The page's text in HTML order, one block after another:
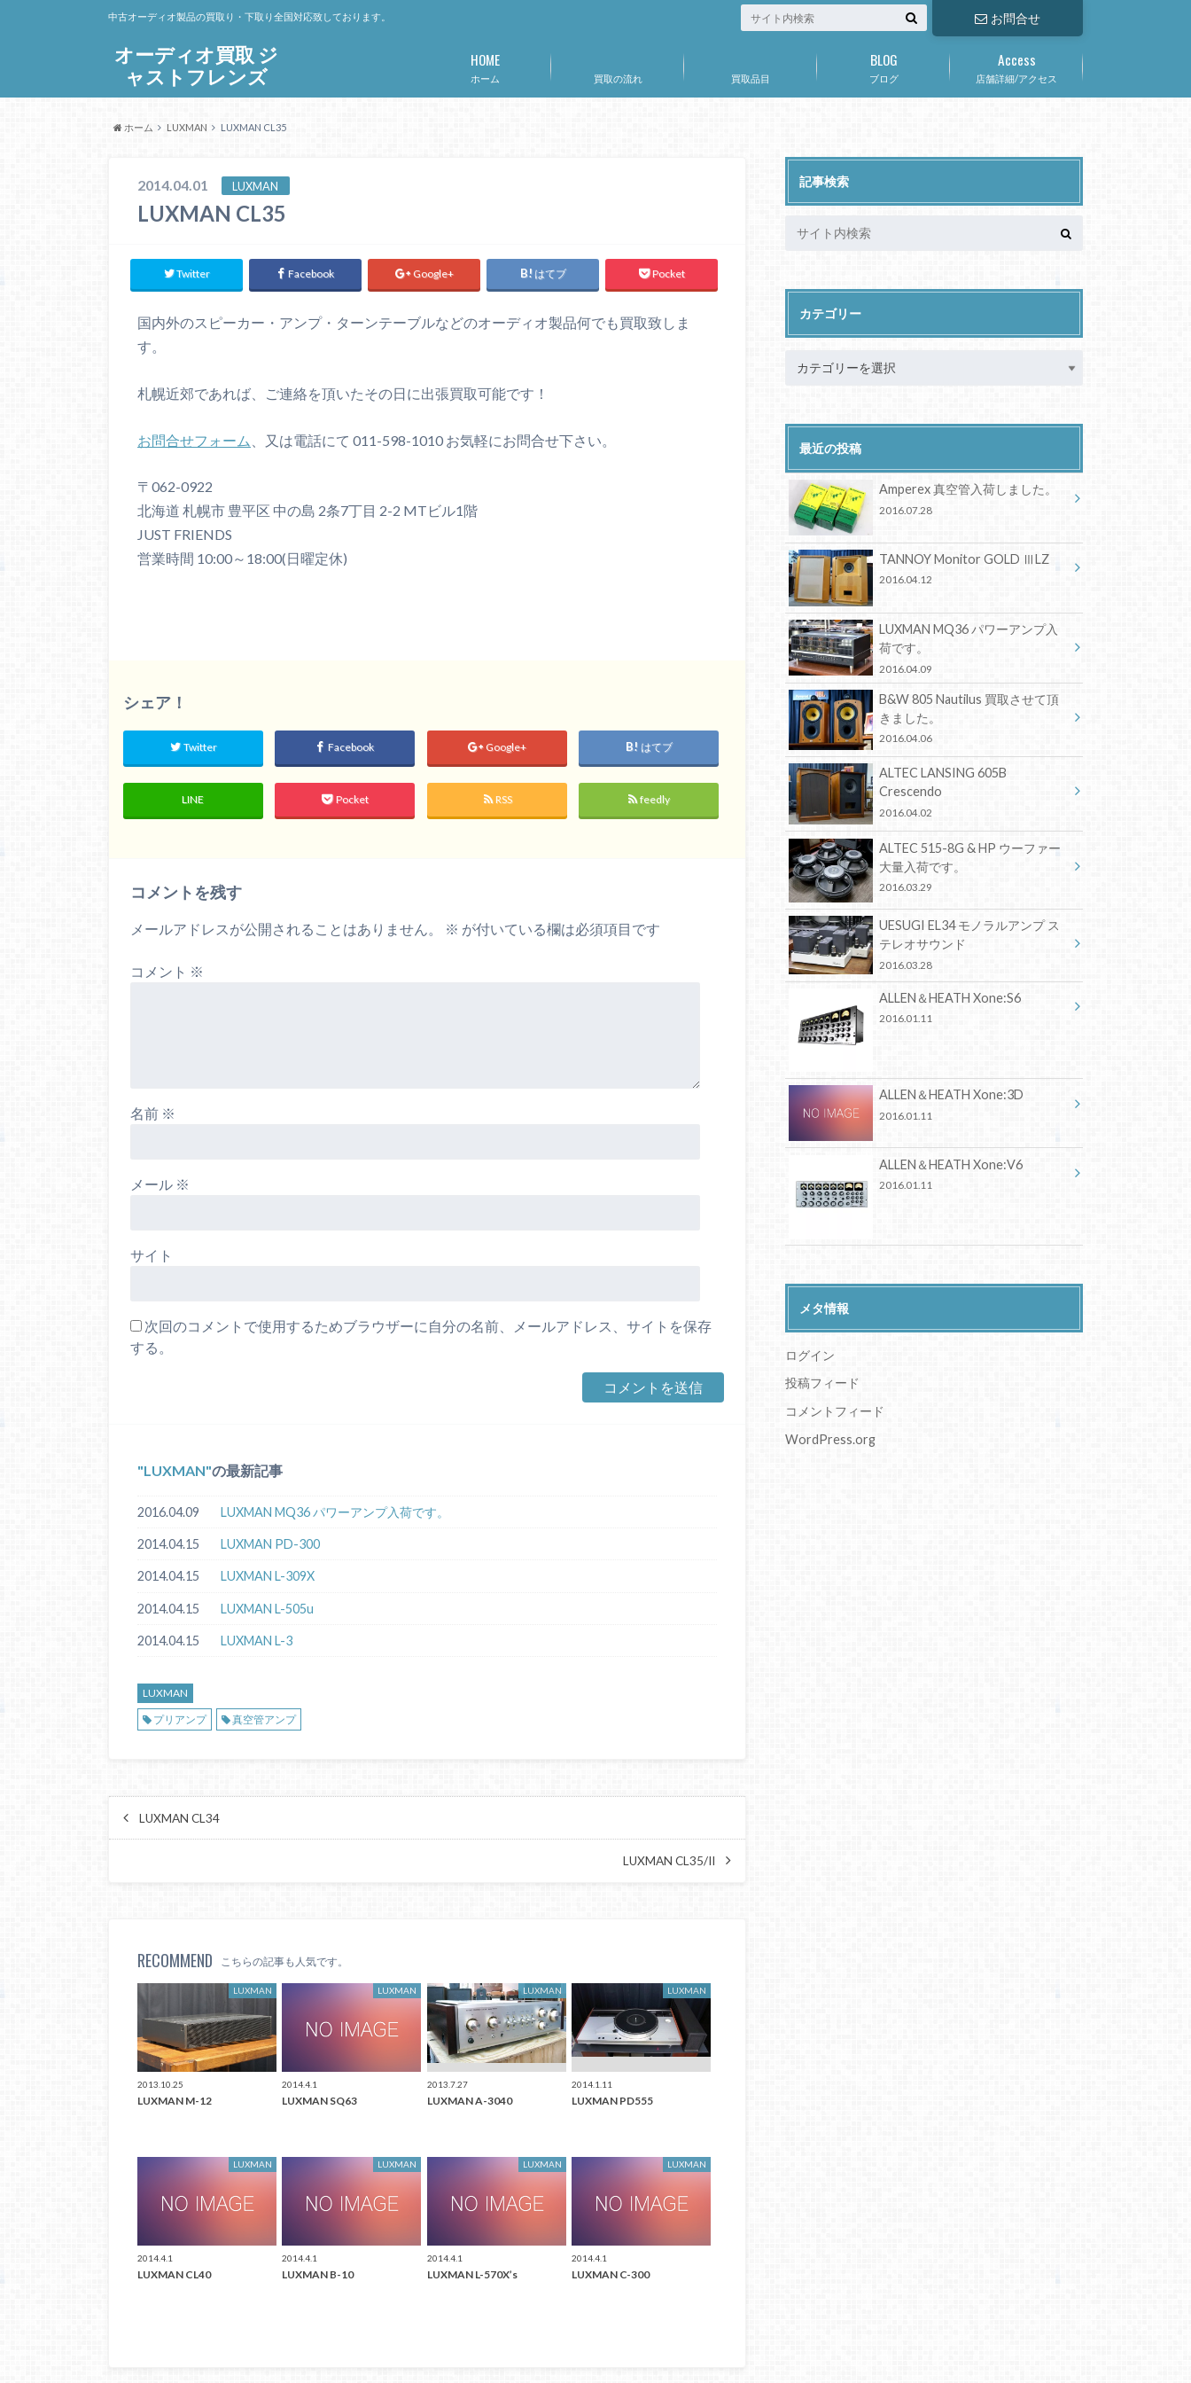
オーディオ買取 ジ
ャストフレンズ
中古オーディオ製品の買取り・下取り全国対応致しております。 お問合せ
ホーム
HOME
買取の流れ 買取品目 ブログ
BLOG
店舗詳細/アクセス
Access
ホーム LUXMAN LUXMAN CL35
2014.04.01 LUXMAN
LUXMAN CL35
Twitter Facebook Google+ はてブ Pocket
国内外のスピーカー・アンプ・ターンテーブルなどのオーディオ製品何でも買取致しま
す。
札幌近郊であれば、ご連絡を頂いたその日に出張買取可能です！
お問合せフォーム 、又は電話にて 011-598-1010 お気軽にお問合せ下さい。
〒062-0922
北海道 札幌市 豊平区 中の島 2条7丁目 2-2 MTビル1階
JUST FRIENDS
営業時間 10:00～18:00(日曜定休)
シェア！
Twitter Facebook Google+ はてブ
LINE Pocket RSS feedly
コメントを残す
メールアドレスが公開されることはありません。 ※ が付いている欄は必須項目です
コメント ※
名前 ※
メール ※
サイト
次回のコメントで使用するためブラウザーに自分の名前、メールアドレス、サイトを保存
する。
LUXMAN の最新記事
2016.04.09 LUXMAN MQ36 パワーアンプ入荷です。
2014.04.15 LUXMAN PD-300
2014.04.15 LUXMAN L-309X
2014.04.15 LUXMAN L-505u
2014.04.15 LUXMAN L-3
LUXMAN
プリアンプ
真空管アンプ
LUXMAN CL34
LUXMAN CL35/II
RECOMMEND こちらの記事も人気です。
LUXMAN
2013.10.25
LUXMAN M-12
LUXMAN
2014.4.1
LUXMAN SQ63
LUXMAN
2013.7.27
LUXMAN A-3040
LUXMAN
2014.1.11
LUXMAN PD555
LUXMAN
2014.4.1
LUXMAN CL40
LUXMAN
2014.4.1
LUXMAN B-10
LUXMAN
2014.4.1
LUXMAN L-570X’s
LUXMAN
2014.4.1
LUXMAN C-300
記事検索
カテゴリー
最近の投稿
Amperex 真空管入荷しました。
2016.07.28
TANNOY Monitor GOLD ⅢLZ
2016.04.12
LUXMAN MQ36 パワーアンプ入
荷です。
2016.04.09
B&W 805 Nautilus 買取させて頂
きました。
2016.04.06
ALTEC LANSING 605B
Crescendo
2016.04.02
ALTEC 515-8G & HP ウーファー
大量入荷です。
2016.03.29
UESUGI EL34 モノラルアンプ ス
テレオサウンド
2016.03.28
ALLEN＆HEATH Xone:S6
2016.01.11
ALLEN＆HEATH Xone:3D
2016.01.11
ALLEN＆HEATH Xone:V6
2016.01.11
メタ情報
ログイン
投稿フィード
コメントフィード
WordPress.org